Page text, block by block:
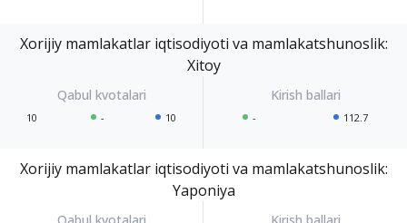
Xorijiy mamlakatlar iqtisodiyoti va mamlakatshunoslik:
Xitoy
10 - 10 - 112.7
Xorijiy mamlakatlar iqtisodiyoti va mamlakatshunoslik:
Yaponiya